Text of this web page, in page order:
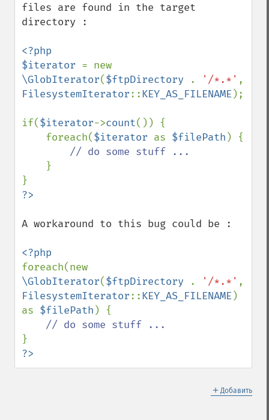
files are found in the target
directory :
<?php
$iterator
\GlobIterator($ftpDirectory . '/*.*'
FilesystemIterator::KEY_AS_FILENAME );
if($iterator->count()) {
    foreach(
$iterator as $filePath ) {
// do some stuff ...
}
A workaround to this bug could be :
\GlobIterator($ftpDirectory . '/*.*'
FilesystemIterator::KEY_AS_FILENAME )
as $filePath ) {
?>
＋ Добавить